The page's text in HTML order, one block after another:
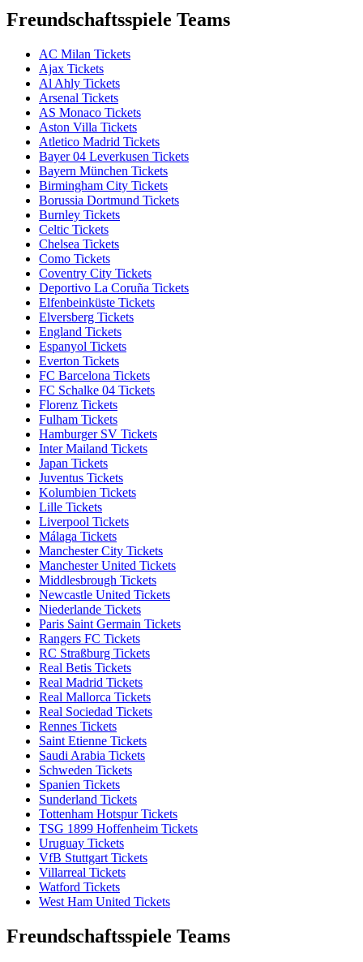
Freundschaftsspiele Teams
AC Milan Tickets
Ajax Tickets
Al Ahly Tickets
Arsenal Tickets
AS Monaco Tickets
Aston Villa Tickets
Atletico Madrid Tickets
Bayer 04 Leverkusen Tickets
Bayern München Tickets
Birmingham City Tickets
Borussia Dortmund Tickets
Burnley Tickets
Celtic Tickets
Chelsea Tickets
Como Tickets
Coventry City Tickets
Deportivo La Coruña Tickets
Elfenbeinküste Tickets
Elversberg Tickets
England Tickets
Espanyol Tickets
Everton Tickets
FC Barcelona Tickets
FC Schalke 04 Tickets
Florenz Tickets
Fulham Tickets
Hamburger SV Tickets
Inter Mailand Tickets
Japan Tickets
Juventus Tickets
Kolumbien Tickets
Lille Tickets
Liverpool Tickets
Málaga Tickets
Manchester City Tickets
Manchester United Tickets
Middlesbrough Tickets
Newcastle United Tickets
Niederlande Tickets
Paris Saint Germain Tickets
Rangers FC Tickets
RC Straßburg Tickets
Real Betis Tickets
Real Madrid Tickets
Real Mallorca Tickets
Real Sociedad Tickets
Rennes Tickets
Saint Etienne Tickets
Saudi Arabia Tickets
Schweden Tickets
Spanien Tickets
Sunderland Tickets
Tottenham Hotspur Tickets
TSG 1899 Hoffenheim Tickets
Uruguay Tickets
VfB Stuttgart Tickets
Villarreal Tickets
Watford Tickets
West Ham United Tickets
Freundschaftsspiele Teams